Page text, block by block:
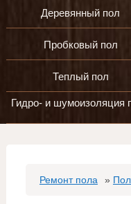
Деревянный пол
Пробковый пол
Теплый пол
Гидро- и шумоизоляция
Ремонт пола »